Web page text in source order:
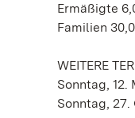
Ermäßigte
Familien
WEITERE
Sonntag, 12.
Sonntag, 27.